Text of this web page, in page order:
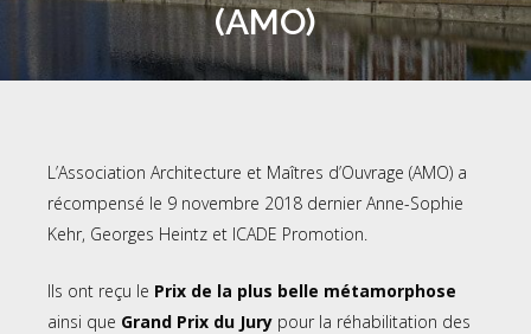
(AMO)
L’Association Architecture et Maîtres d’Ouvrage (AMO) a
récompensé le 9 novembre 2018 dernier Anne-Sophie
Kehr, Georges Heintz et ICADE Promotion.
Ils ont reçu le Prix de la plus belle métamorphose
ainsi que Grand Prix du Jury pour la réhabilitation des